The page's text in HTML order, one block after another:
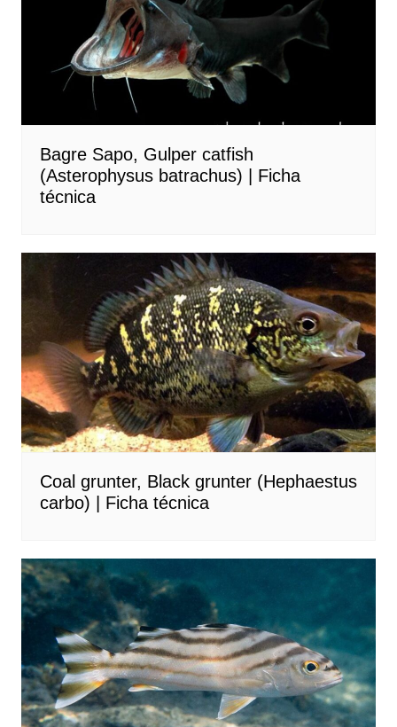
Bagre Sapo, Gulper catfish
(Asterophysus batrachus) | Ficha
técnica
Coal grunter, Black grunter (Hephaestus
carbo) | Ficha técnica